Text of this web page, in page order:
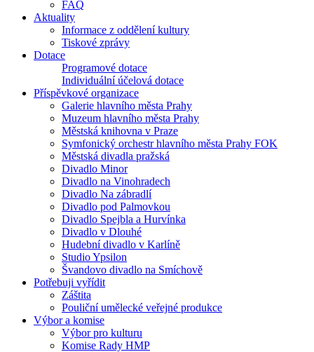
FAQ
Aktuality
Informace z oddělení kultury
Tiskové zprávy
Dotace
Programové dotace
Individuální účelová dotace
Příspěvkové organizace
Galerie hlavního města Prahy
Muzeum hlavního města Prahy
Městská knihovna v Praze
Symfonický orchestr hlavního města Prahy FOK
Městská divadla pražská
Divadlo Minor
Divadlo na Vinohradech
Divadlo Na zábradlí
Divadlo pod Palmovkou
Divadlo Spejbla a Hurvínka
Divadlo v Dlouhé
Hudební divadlo v Karlíně
Studio Ypsilon
Švandovo divadlo na Smíchově
Potřebuji vyřídit
Záštita
Pouliční umělecké veřejné produkce
Výbor a komise
Výbor pro kulturu
Komise Rady HMP